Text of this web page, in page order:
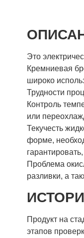
Это
Кремниевая
широко
Трудности
Контроль
или
Текучесть
форме,
Проблема
разливки, а
Продукт на
этапов